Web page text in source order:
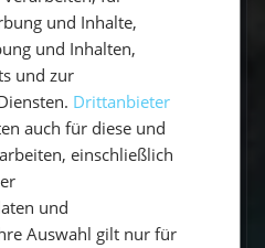
Buchung
24 Questions
und Inhalte,
und Inhalten,
und zur
Drittanbieter
auch für diese und
einschließlich
und
Auswahl gilt nur für